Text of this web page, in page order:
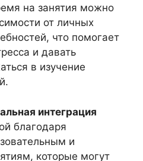
на занятия можно
от личных
что помогает
и давать
в изучение
интеграция
благодаря
и
которые могут